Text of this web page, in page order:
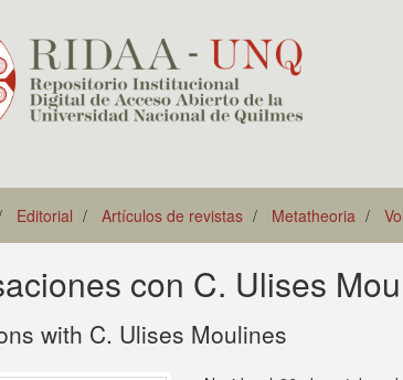
Editorial Artículos de revistas Metatheoria
con C. Ulises
with C. Ulises Moulines